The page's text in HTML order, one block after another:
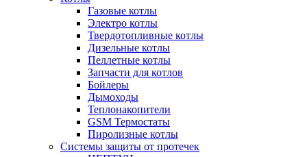
Газовые котлы
Электро котлы
Твердотопливные котлы
Дизельные котлы
Пеллетные котлы
Запчасти для котлов
Бойлеры
Дымоходы
Теплонакопители
GSM Термостаты
Пиролизные котлы
Системы защиты от протечек